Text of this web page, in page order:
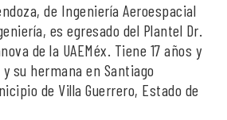
de Ingeniería Aeroespacial
es egresado del Plantel Dr.
de la UAEMéx. Tiene 17 años y
su hermana en Santiago
de Villa Guerrero, Estado de